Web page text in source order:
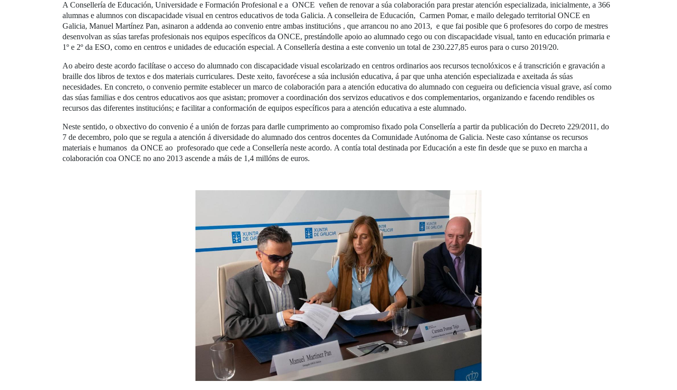
A Consellería de Educación, Universidade e Formación Profesional e a ONCE veñen de renovar a súa colaboración para prestar atención especializada, inicialmente, a 366
alumnas e alumnos con discapacidade visual en centros educativos de toda Galicia. A conselleira de Educación, Carmen Pomar, e mailo delegado territorial ONCE en
Galicia, Manuel Martínez Pan, asinaron a addenda ao convenio entre ambas institucións , que arrancou no ano 2013, e que fai posible que 6 profesores do corpo de mestres
desenvolvan as súas tarefas profesionais nos equipos específicos da ONCE, prestándolle apoio ao alumnado cego ou con discapacidade visual, tanto en educación primaria e
1º e 2º da ESO, como en centros e unidades de educación especial. A Consellería destina a este convenio un total de 230.227,85 euros para o curso 2019/20.
Ao abeiro deste acordo facilítase o acceso do alumnado con discapacidade visual escolarizado en centros ordinarios aos recursos tecnolóxicos e á transcrición e gravación a
braille dos libros de textos e dos materiais curriculares. Deste xeito, favorécese a súa inclusión educativa, á par que unha atención especializada e axeitada ás súas
necesidades. En concreto, o convenio permite establecer un marco de colaboración para a atención educativa do alumnado con cegueira ou deficiencia visual grave, así como
das súas familias e dos centros educativos aos que asistan; promover a coordinación dos servizos educativos e dos complementarios, organizando e facendo rendibles os
recursos das diferentes institucións; e facilitar a conformación de equipos específicos para a atención educativa a este alumnado.
Neste sentido, o obxectivo do convenio é a unión de forzas para darlle cumprimento ao compromiso fixado pola Consellería a partir da publicación do Decreto 229/2011, do
7 de decembro, polo que se regula a atención á diversidade do alumnado dos centros docentes da Comunidade Autónoma de Galicia. Neste caso xúntanse os recursos
materiais e humanos da ONCE ao profesorado que cede a Consellería neste acordo. A contía total destinada por Educación a este fin desde que se puxo en marcha a
colaboración coa ONCE no ano 2013 ascende a máis de 1,4 millóns de euros.